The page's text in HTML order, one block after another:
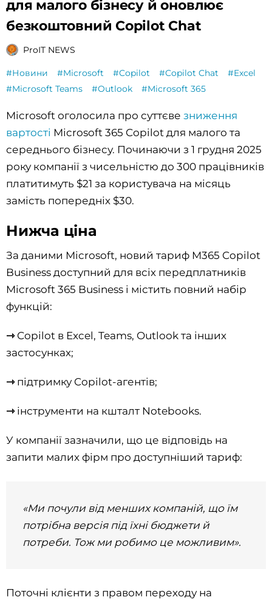
для малого бізнесу й оновлює
безкоштовний Copilot Chat
ProIT NEWS
#Новини #Microsoft #Copilot #Copilot Chat
#Excel
#Microsoft Teams
#Outlook #Microsoft 365
Microsoft оголосила про суттєве зниження
вартості Microsoft 365 Copilot для малого та
середнього бізнесу. Починаючи з 1 грудня 2025
року компанії з чисельністю до 300 працівників
платитимуть $21 за користувача на місяць
замість попередніх $30.
Нижча ціна
За даними Microsoft, новий тариф M365 Copilot
Business доступний для всіх передплатників
Microsoft 365 Business і містить повний набір
функцій:
⇾Copilot в Excel, Teams, Outlook та інших
застосунках;
⇾підтримку Copilot-агентів;
⇾інструменти на кшталт Notebooks.
У компанії зазначили, що це відповідь на
запити малих фірм про доступніший тариф:
«Ми почули від менших компаній, що їм
потрібна версія під їхні бюджети й
потреби. Тож ми робимо це можливим».
Поточні клієнти з правом переходу на